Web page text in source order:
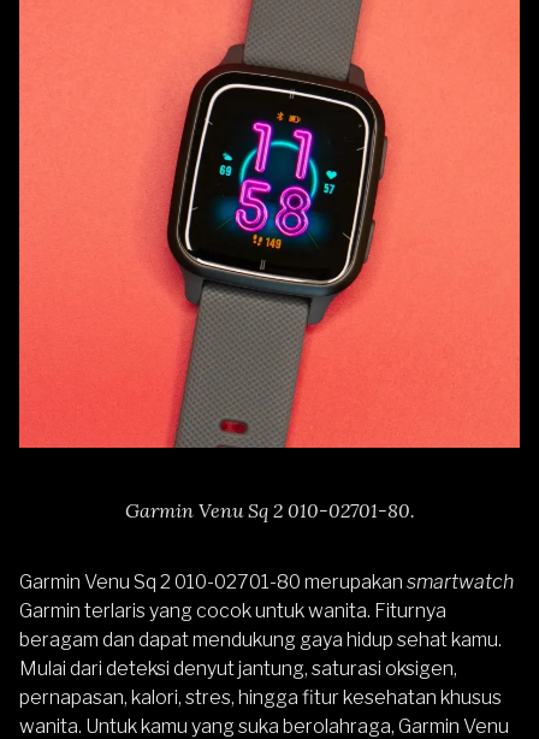
Garmin Venu Sq 2 010-02701-80.
Garmin Venu Sq 2 010-02701-80 merupakan smartwatch
Garmin terlaris yang cocok untuk wanita. Fiturnya
beragam dan dapat mendukung gaya hidup sehat kamu.
Mulai dari deteksi denyut jantung, saturasi oksigen,
pernapasan, kalori, stres, hingga fitur kesehatan khusus
wanita. Untuk kamu yang suka berolahraga, Garmin Venu